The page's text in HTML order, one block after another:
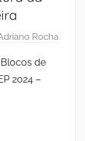
Rocha
de
2024 –